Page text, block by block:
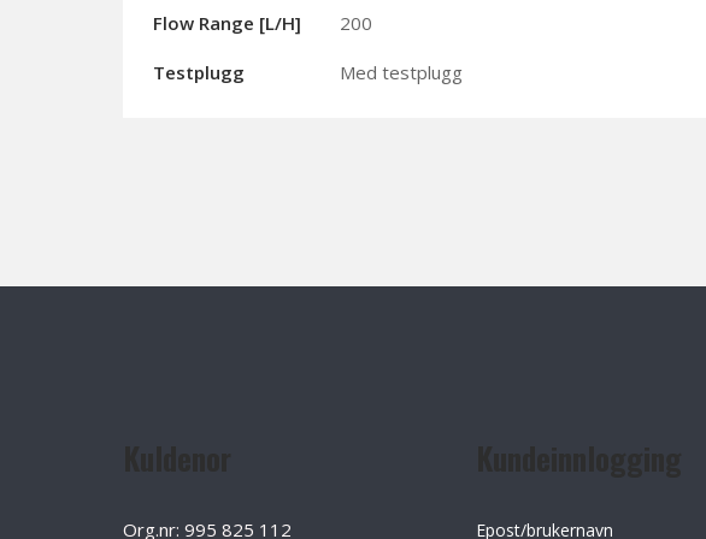
Flow Range [l/h] 200
Testplugg Med testplugg
Org.nr: 995 825 112 Epost/brukernavn